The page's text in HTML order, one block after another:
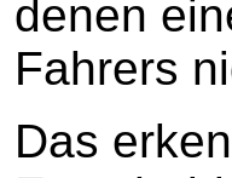
denen
Fahrers
Das